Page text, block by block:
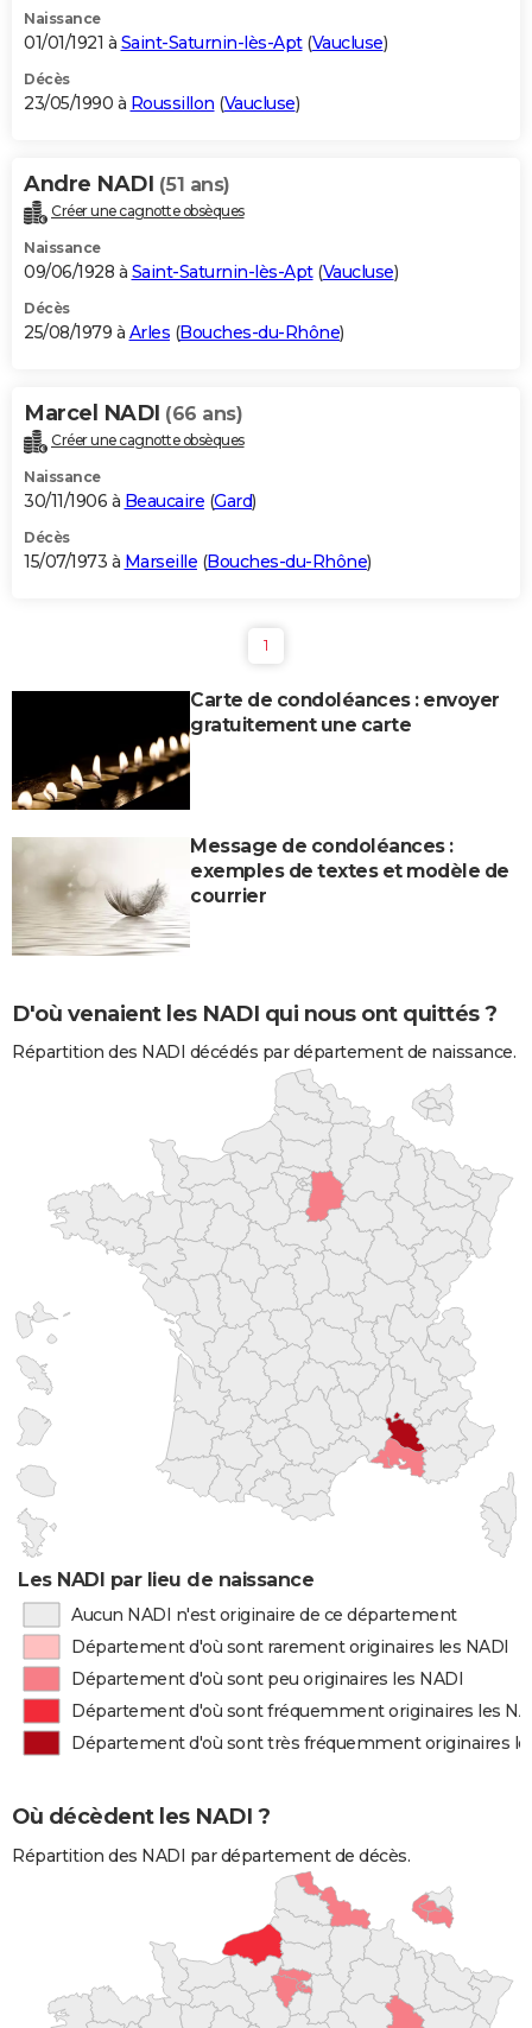
Naissance
01/01/1921 à Saint-Saturnin-lès-Apt(Vaucluse)
Décès
23/05/1990 à Roussillon (Vaucluse)
Andre NADI (51 ans)
Créer une cagnotte obsèques
Naissance
09/06/1928 à Saint-Saturnin-lès-Apt(Vaucluse)
Décès
25/08/1979 à Arles (Bouches-du-Rhône)
Marcel NADI (66 ans)
Créer une cagnotte obsèques
Naissance
30/11/1906 à Beaucaire (Gard)
Décès
15/07/1973 à Marseille (Bouches-du-Rhône)
1
Carte de condoléances : envoyer
gratuitement une carte
Message de condoléances :
exemples de textes et modèle de
courrier
D'où venaient les NADI qui nous ont quittés ?
Répartition des NADI décédés par département de naissance.
Les NADI par lieu de naissance
Aucun NADI n'est originaire de ce département
Département d'où sont rarement originaires les NADI
Département d'où sont peu originaires les NADI
Département d'où sont fréquemment originaires les
Département d'où sont très fréquemment originaires
Où décèdent les NADI ?
Répartition des NADI par département de décès.